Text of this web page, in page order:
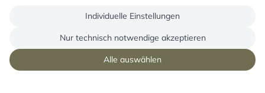
Individuelle Einstellungen
Nur technisch notwendige akzeptieren
Alle auswählen
Onlineshop mit über 18 Jahren Erfahrung
Folgen Sie uns